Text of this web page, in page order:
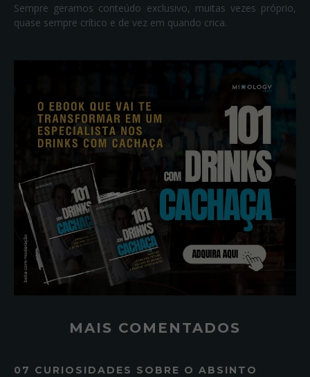
Sempre geramos conteúdo exclusivo, muitas vezes próprio,
quase sempre crítico e de vez em quando crica.
MAIS COMENTADOS
07 CURIOSIDADES SOBRE O ABSINTO